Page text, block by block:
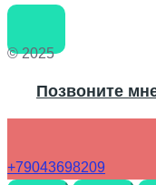
© 2025
Позвоните
+79043698209